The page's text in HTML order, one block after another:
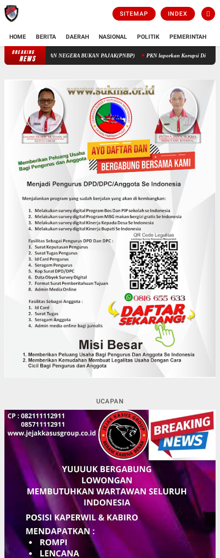
SITEMAP INDEX
HOME BERITA DAERAH NASIONAL POLITIK PEMERINTAH
BREAKING
NEWS PENGELOLAAN KEUANGAN STIK MELALUI PENERIMAAN NEGERA
UCAPAN